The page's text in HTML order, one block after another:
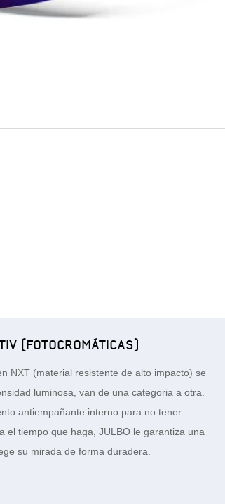
(FOTOCROMÁTICAS)
NXT (material resistente de alto impacto) se
luminosa, van de una categoria a otra.
antiempañante interno para no tener
el tiempo que haga, JULBO le garantiza una
su mirada de forma duradera.